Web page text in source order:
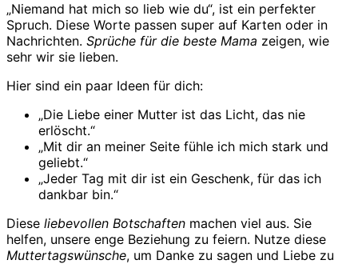
„Niemand hat mich so lieb wie du“, ist ein perfekter
Spruch. Diese Worte passen super auf Karten oder in
Nachrichten. Sprüche für die beste Mama zeigen, wie
sehr wir sie lieben.
Hier sind ein paar Ideen für dich:
„Die Liebe einer Mutter ist das Licht, das nie
erlöscht.“
„Mit dir an meiner Seite fühle ich mich stark und
geliebt.“
„Jeder Tag mit dir ist ein Geschenk, für das ich
dankbar bin.“
Diese liebevollen Botschaften machen viel aus. Sie
helfen, unsere enge Beziehung zu feiern. Nutze diese
Muttertagswünsche, um Danke zu sagen und Liebe zu